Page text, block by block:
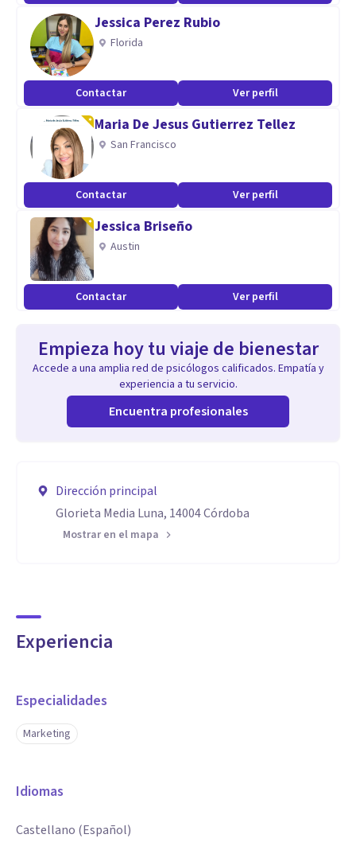
Jessica Perez Rubio
Florida
Contactar Ver perfil
Maria De Jesus Gutierrez Tellez
San Francisco
Contactar Ver perfil
Jessica Briseño
Austin
Contactar Ver perfil
Empieza hoy tu viaje de bienestar
Accede a una amplia red de psicólogos calificados. Empatía y
experiencia a tu servicio.
Encuentra profesionales
Dirección principal
Glorieta Media Luna, 14004 Córdoba
Mostrar en el mapa
Experiencia
Especialidades
Marketing
Idiomas
Castellano (Español)